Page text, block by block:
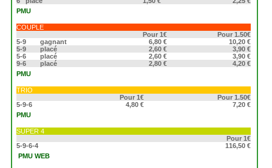
PMU
COUPLE
Pour 1€
Pour 1.50€
5-9
gagnant 6,80 €
10,20 €
5-9
placé 2,60 €
3,90 €
5-6
placé 2,60 €
3,90 €
9-6
placé 2,80 €
4,20 €
PMU
TRIO
Pour 1€
Pour 1.50€
5-9-6
4,80 €
7,20 €
PMU
SUPER 4
Pour 1€
5-9-6-4
116,50 €
PMU WEB